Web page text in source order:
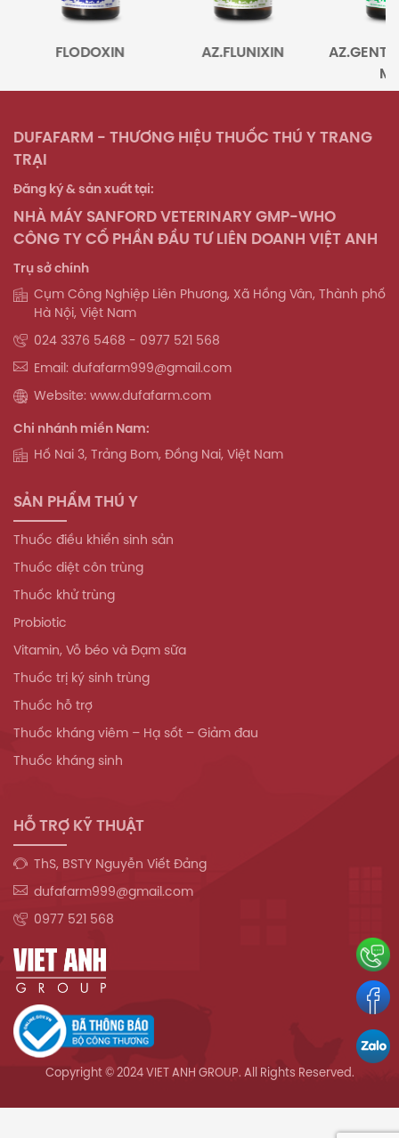
FLODOXIN AZ.FLUNIXIN
DUFAFARM - THƯƠNG HIỆU THUỐC THÚ Y TRANG
TRẠI
Đăng ký & sản xuất tại:
NHÀ MÁY SANFORD VETERINARY GMP-WHO
CÔNG TY CỔ PHẦN ĐẦU TƯ LIÊN DOANH VIỆT ANH
Trụ sở chính
Cụm Công Nghiệp Liên Phương, Xã Hồng Vân, Thành phố
Hà Nội, Việt Nam
024 3376 5468 - 0977 521 568
Email: dufafarm999@gmail.com
Website: www.dufafarm.com
Chi nhánh miền Nam:
Hố Nai 3, Trảng Bom, Đồng Nai, Việt Nam
SẢN PHẨM THÚ Y
Thuốc điều khiển sinh sản
Thuốc diệt côn trùng
Thuốc khử trùng
Probiotic
Vitamin, Vỗ béo và Đạm sữa
Thuốc trị ký sinh trùng
Thuốc hỗ trợ
Thuốc kháng viêm – Hạ sốt – Giảm đau
Thuốc kháng sinh
HỖ TRỢ KỸ THUẬT
ThS, BSTY Nguyễn Viết Đảng
dufafarm999@gmail.com
0977 521 568
Copyright © 2024 VIET ANH GROUP. All Rights Reserved.